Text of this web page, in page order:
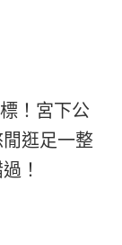
！宮下公
逛足一整
！